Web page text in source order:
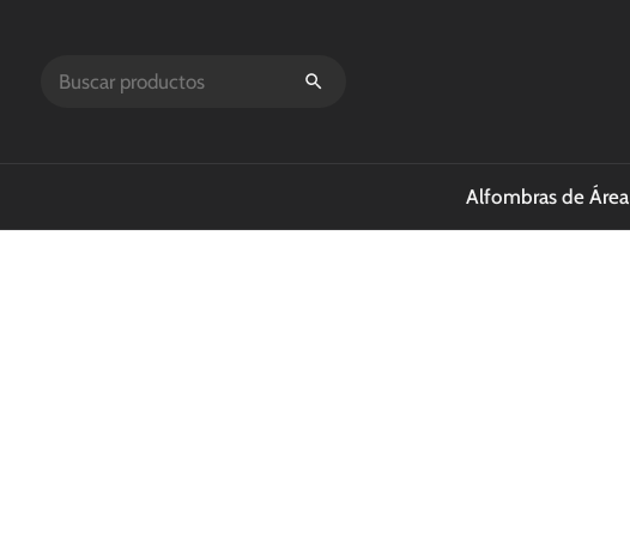
Alfombras de Área